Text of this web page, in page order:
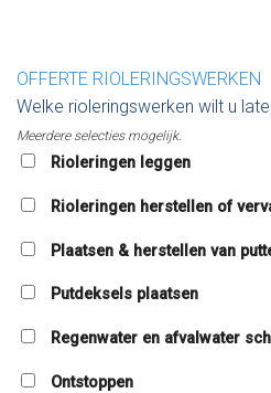
OFFERTE RIOLERINGSWERKEN
Welke rioleringswerken wilt u
Meerdere selecties mogelijk.
Rioleringen leggen
Rioleringen herstellen of
Plaatsen & herstellen van
Putdeksels plaatsen
Regenwater en afvalwater
Ontstoppen